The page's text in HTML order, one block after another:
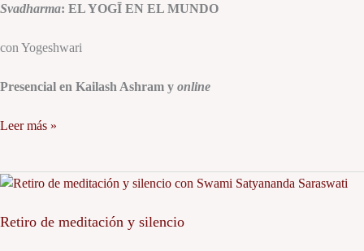
Svadharma: EL YOGĪ EN EL MUNDO
con Yogeshwari
Presencial en Kailash Ashram y online
Leer más »
Retiro de meditación y silencio
Retiro
meditación